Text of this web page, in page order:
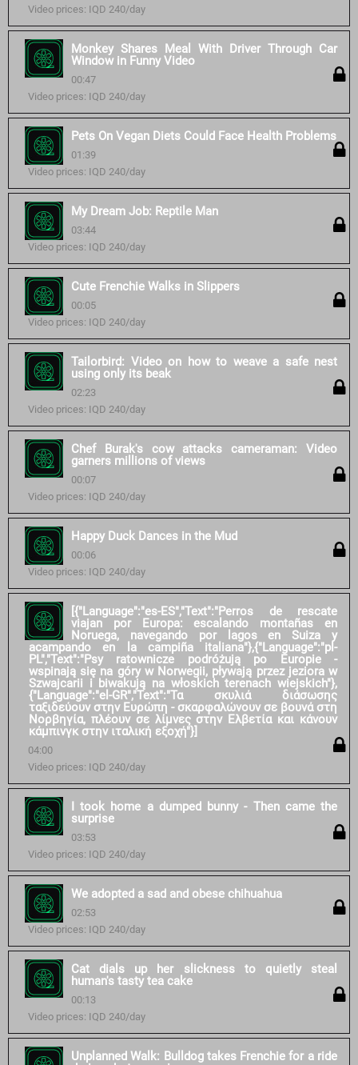
Video prices: IQD 240/day
Monkey Shares Meal With Driver Through Car
Window in Funny Video
00:47
Video prices: IQD 240/day
Pets On Vegan Diets Could Face Health Problems
01:39
Video prices: IQD 240/day
My Dream Job: Reptile Man
03:44
Video prices: IQD 240/day
Cute Frenchie Walks in Slippers
00:05
Video prices: IQD 240/day
Tailorbird: Video on how to weave a safe nest
using only its beak
02:23
Video prices: IQD 240/day
Chef Burak's cow attacks cameraman: Video
garners millions of views
00:07
Video prices: IQD 240/day
Happy Duck Dances in the Mud
00:06
Video prices: IQD 240/day
[{"Language":"es-ES","Text":"Perros de rescate
viajan por Europa: escalando montañas en
Noruega, navegando por lagos en Suiza y
acampando en la campiña italiana"},{"Language":"pl-
PL","Text":"Psy ratownicze podróżują po Europie -
wspinają się na góry w Norwegii, pływają przez jeziora w
Szwajcarii i biwakują na włoskich terenach wiejskich"},
{"Language":"el-GR","Text":"Τα σκυλιά διάσωσης
ταξιδεύουν στην Ευρώπη - σκαρφαλώνουν σε βουνά στη
Νορβηγία, πλέουν σε λίμνες στην Ελβετία και κάνουν
κάμπινγκ στην ιταλική εξοχή"}]
04:00
Video prices: IQD 240/day
I took home a dumped bunny - Then came the
surprise
03:53
Video prices: IQD 240/day
We adopted a sad and obese chihuahua
02:53
Video prices: IQD 240/day
Cat dials up her slickness to quietly steal
human's tasty tea cake
00:13
Video prices: IQD 240/day
Unplanned Walk: Bulldog takes Frenchie for a ride